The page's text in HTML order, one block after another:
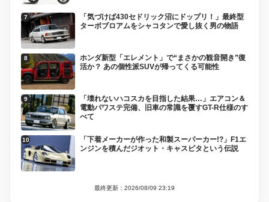
「気づけば430セドリック沼にドップリ！」最終型
ターボブロアムをシャコタンで愛し抜く男の物語
ホンダ新型「エレメント」で“まさかの観音開き”復
活か？ あの個性派SUVが帰ってくる可能性
「壊れないハコスカを目指した結果…」エアコン＆
電動パワステ完備、旧車の常識を覆すGT-R仕様のす
べて
「下着メーカーが作った和製スーパーカー!?」F1エ
ンジンを積んだジオット・キャスピタという伝説
最終更新：2026/08/09 23:19